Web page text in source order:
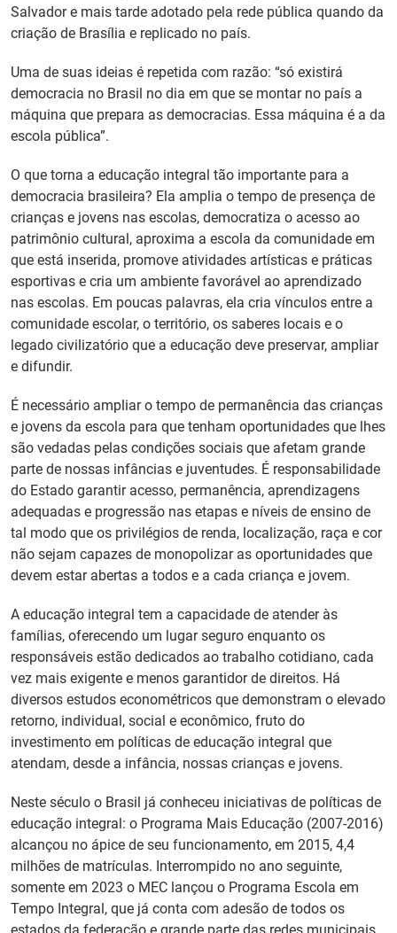
Salvador e mais tarde adotado pela rede pública quando da
criação de Brasília e replicado no país.
Uma de suas ideias é repetida com razão: “só existirá
democracia no Brasil no dia em que se montar no país a
máquina que prepara as democracias. Essa máquina é a da
escola pública”.
O que torna a educação integral tão importante para a
democracia brasileira? Ela amplia o tempo de presença de
crianças e jovens nas escolas, democratiza o acesso ao
patrimônio cultural, aproxima a escola da comunidade em
que está inserida, promove atividades artísticas e práticas
esportivas e cria um ambiente favorável ao aprendizado
nas escolas. Em poucas palavras, ela cria vínculos entre a
comunidade escolar, o território, os saberes locais e o
legado civilizatório que a educação deve preservar, ampliar
e difundir.
É necessário ampliar o tempo de permanência das crianças
e jovens da escola para que tenham oportunidades que lhes
são vedadas pelas condições sociais que afetam grande
parte de nossas infâncias e juventudes. É responsabilidade
do Estado garantir acesso, permanência, aprendizagens
adequadas e progressão nas etapas e níveis de ensino de
tal modo que os privilégios de renda, localização, raça e cor
não sejam capazes de monopolizar as oportunidades que
devem estar abertas a todos e a cada criança e jovem.
A educação integral tem a capacidade de atender às
famílias, oferecendo um lugar seguro enquanto os
responsáveis estão dedicados ao trabalho cotidiano, cada
vez mais exigente e menos garantidor de direitos. Há
diversos estudos econométricos que demonstram o elevado
retorno, individual, social e econômico, fruto do
investimento em políticas de educação integral que
atendam, desde a infância, nossas crianças e jovens.
Neste século o Brasil já conheceu iniciativas de políticas de
educação integral: o Programa Mais Educação (2007-2016)
alcançou no ápice de seu funcionamento, em 2015, 4,4
milhões de matrículas. Interrompido no ano seguinte,
somente em 2023 o MEC lançou o Programa Escola em
Tempo Integral, que já conta com adesão de todos os